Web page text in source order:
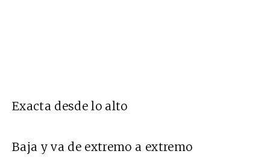
Exacta desde lo alto
Baja y va de extremo a extremo